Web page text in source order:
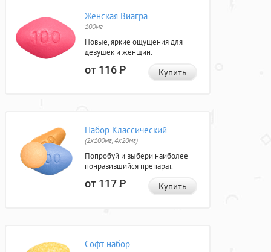
Женская Виагра
100мг
Новые, яркие ощущения для
девушек и женщин.
от 116Р Купить
Набор Классический
(2x100мг, 4x20мг)
Попробуй и выбери наиболее
понравившийся препарат.
от 117Р Купить
Софт набор